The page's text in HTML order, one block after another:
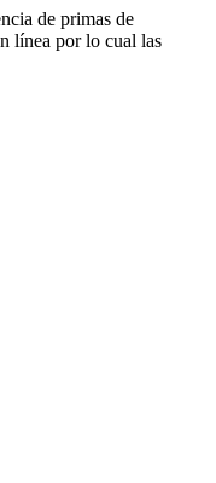
de primas de
línea por lo cual las